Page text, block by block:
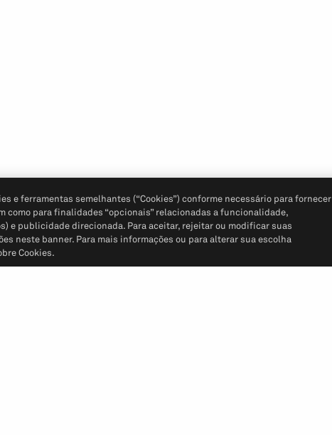
e ferramentas semelhantes (“Cookies”) conforme necessário para fornecer
como para finalidades “opcionais” relacionadas a funcionalidade,
e publicidade direcionada. Para aceitar, rejeitar ou modificar suas
neste banner. Para mais informações ou para alterar sua escolha
Cookies.